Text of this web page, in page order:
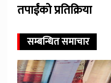
तपाईंको प्रतिक्रिया
सम्बन्धित समाचार